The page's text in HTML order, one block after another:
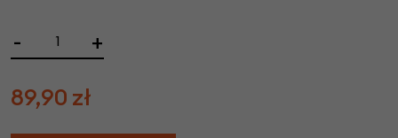
- +
89,90 zł